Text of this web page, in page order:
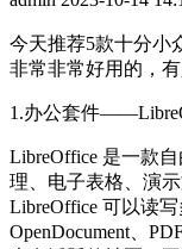
今天推荐5款十分小
非常非常好用的，
1.办公套件
LibreOffice 是一款
理、电子表格、演
LibreOffice 可以读写
OpenDocument、